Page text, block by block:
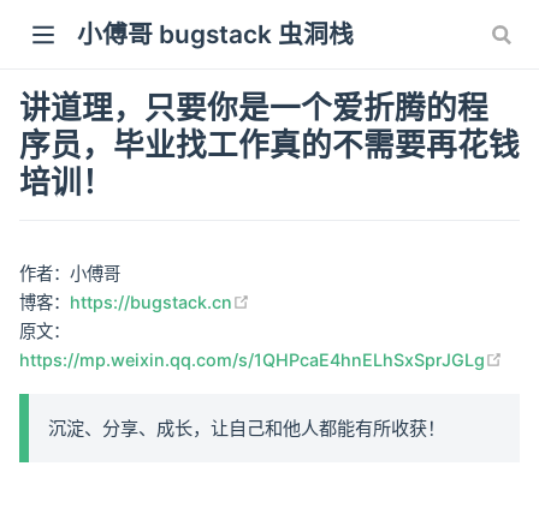
小傅哥 bugstack 虫洞栈
讲道理，只要你是一个爱折腾的程
序员，毕业找工作真的不需要再花钱
培训！
作者：小傅哥
博客： https://bugstack.cn
原文：
https://mp.weixin.qq.com/s/1QHPcaE4hnELhSxSprJGLg
沉淀、分享、成长，让自己和他人都能有所收获！